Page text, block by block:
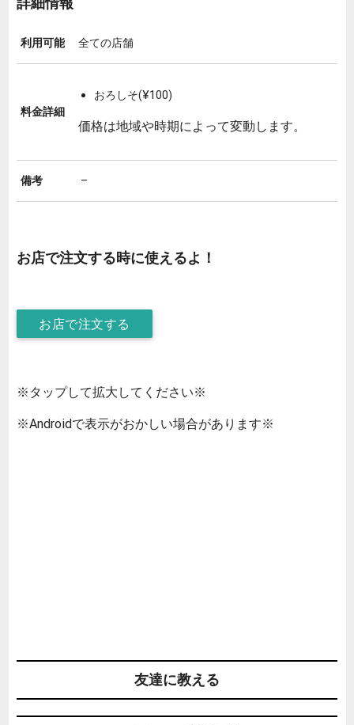
利用可能 全ての店舗
料金詳細
おろしそ(¥100)
価格は地域や時期によって変動します。
備考 –
お店で注文する時に使えるよ！
お店で注文する
※タップして拡大してください※
※Androidで表示がおかしい場合があります※
友達に教える